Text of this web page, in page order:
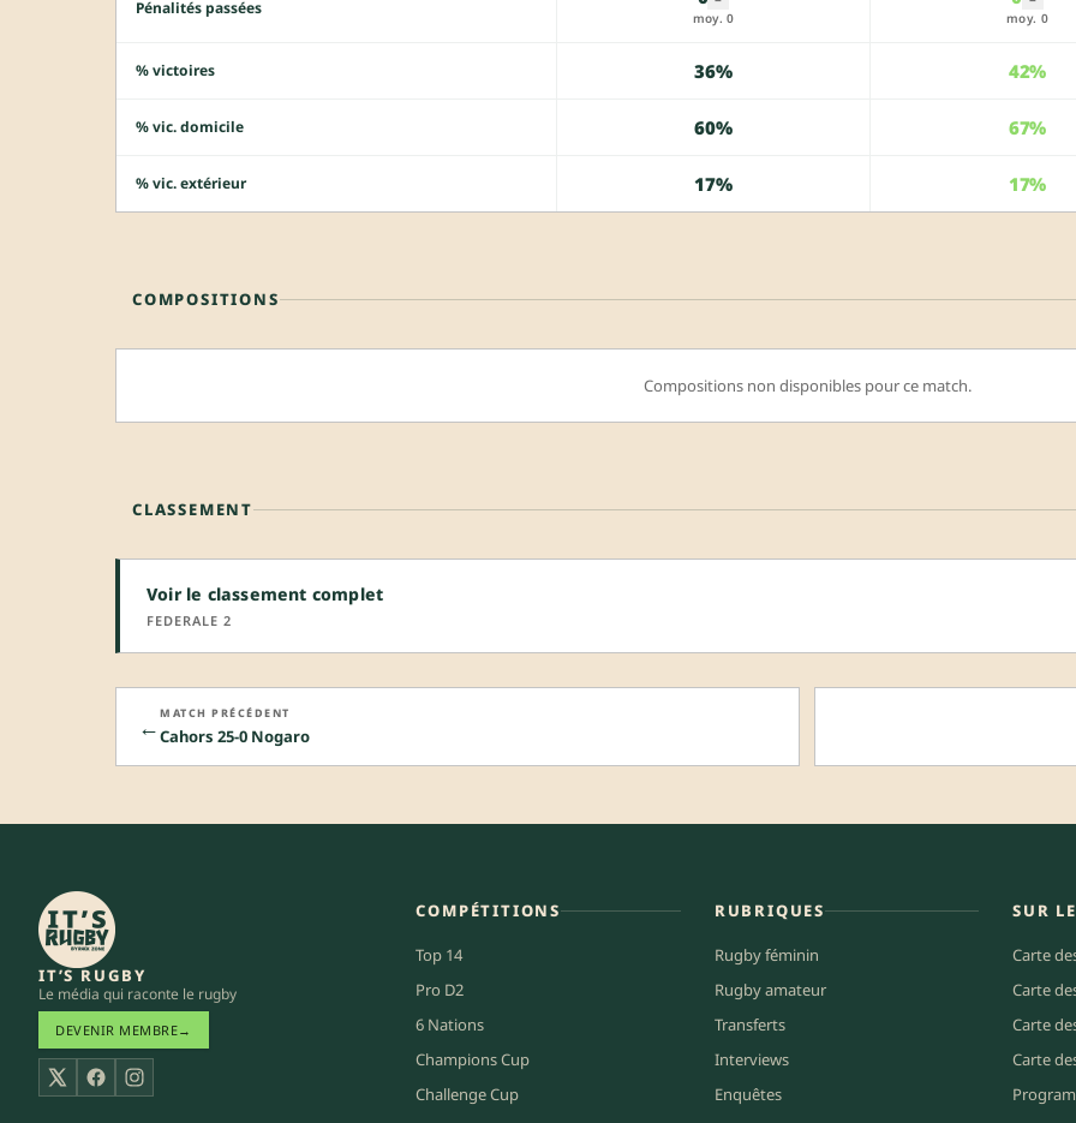
Pénalités passées
moy. 0
moy. 0
% victoires 36% 42%
% vic. domicile 60% 67%
% vic. extérieur 17% 17%
COMPOSITIONS
Compositions non disponibles pour ce match.
CLASSEMENT
Voir le classement complet
FEDERALE 2
← MATCH PRÉCÉDENT
Cahors 25-0 Nogaro
IT’S RUGBY
Le média qui raconte le rugby
DEVENIR MEMBRE→
X FacebookInstagram
COMPÉTITIONS
Top 14
Pro D2
6 Nations
Champions Cup
Challenge Cup
RUBRIQUES
Rugby féminin
Rugby amateur
Transferts
Interviews
Enquêtes
SUR
Carte
Carte
Carte
Carte